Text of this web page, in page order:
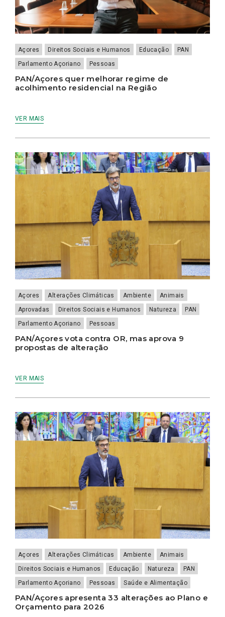
Açores Direitos Sociais e Humanos Educação
PAN
Parlamento Açoriano
Pessoas
PAN/Açores quer melhorar regime de
acolhimento residencial na Região
VER MAIS
Açores Alterações Climáticas Ambiente
Animais
Aprovadas
Direitos Sociais e Humanos Natureza
PAN
Parlamento Açoriano
Pessoas
PAN/Açores vota contra OR, mas aprova 9
propostas de alteração
VER MAIS
Açores Alterações Climáticas Ambiente
Animais
Direitos Sociais e Humanos
Educação Natureza
PAN
Parlamento Açoriano
Pessoas Saúde e Alimentação
PAN/Açores apresenta 33 alterações ao Plano e
Orçamento para 2026